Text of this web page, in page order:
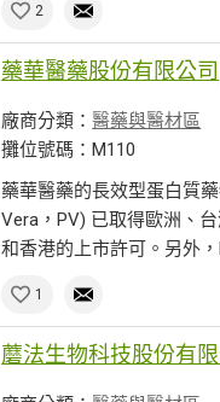
2
藥華醫藥股份有限公司
廠商分類：醫藥與醫材區
攤位號碼：M110
藥華醫藥的長效型蛋白質
Vera，PV) 已取得歐洲、
和香港的上市許可。另外
1
蘑法生物科技股份有